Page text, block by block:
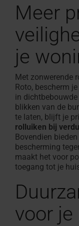
Meer
je
Met zonwerende
Roto, bescherm
in
blikken van de
te laten, blijft je
rolluiken bij
Bovendien
bescherming
maakt het voor
toegang tot je
voor